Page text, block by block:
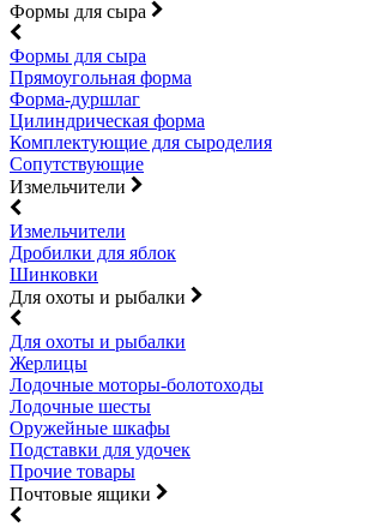
Формы для сыра
Формы для сыра
Прямоугольная форма
Форма-дуршлаг
Цилиндрическая форма
Комплектующие для сыроделия
Сопутствующие
Измельчители
Измельчители
Дробилки для яблок
Шинковки
Для охоты и рыбалки
Для охоты и рыбалки
Жерлицы
Лодочные моторы-болотоходы
Лодочные шесты
Оружейные шкафы
Подставки для удочек
Прочие товары
Почтовые ящики